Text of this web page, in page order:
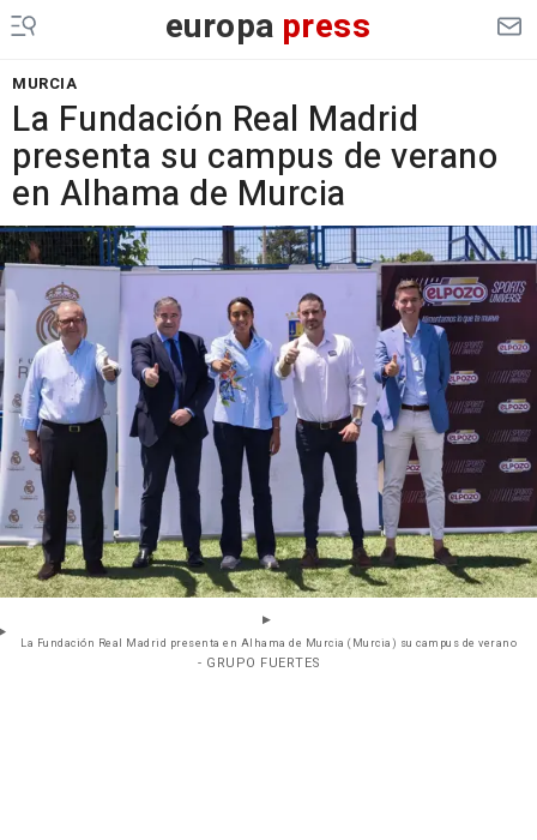
europa press
MURCIA
La Fundación Real Madrid
presenta su campus de verano
en Alhama de Murcia
La Fundación Real Madrid presenta en Alhama de Murcia (Murcia) su campus de verano
- GRUPO FUERTES